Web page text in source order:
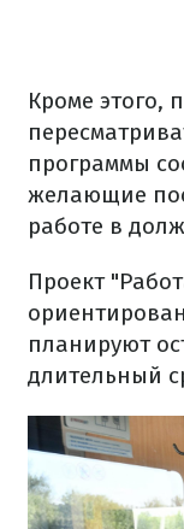
Кроме этого,
программы
желающие
работе в
Проект
планируют
длительный